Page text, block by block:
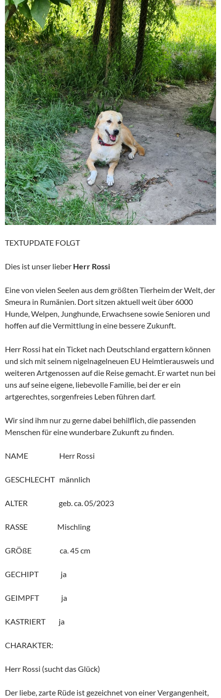
TEXTUPDATE FOLGT
Dies ist unser lieber Herr Rossi
Eine von vielen Seelen aus dem größten Tierheim der Welt, der
Smeura in Rumänien. Dort sitzen aktuell weit über 6000
Hunde, Welpen, Junghunde, Erwachsene sowie Senioren und
hoffen auf die Vermittlung in eine bessere Zukunft.
Herr Rossi hat ein Ticket nach Deutschland ergattern können
und sich mit seinem nigelnagelneuen EU Heimtierausweis und
weiteren Artgenossen auf die Reise gemacht. Er wartet nun bei
uns auf seine eigene, liebevolle Familie, bei der er ein
artgerechtes, sorgenfreies Leben führen darf.
Wir sind ihm nur zu gerne dabei behilflich, die passenden
Menschen für eine wunderbare Zukunft zu finden.
NAME Herr Rossi
GESCHLECHT männlich
ALTER geb. ca. 05/2023
RASSE Mischling
GRÖßE ca. 45 cm
GECHIPT ja
GEIMPFT ja
KASTRIERT ja
CHARAKTER:
Herr Rossi (sucht das Glück)
Der liebe, zarte Rüde ist gezeichnet von einer Vergangenheit,